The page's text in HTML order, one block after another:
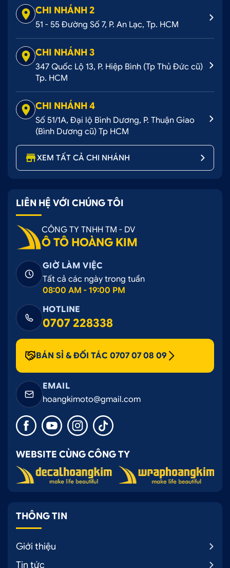
CHI NHÁNH 2
51 - 55 Đường Số 7, P. An Lạc, Tp. HCM
CHI NHÁNH 3
347 Quốc Lộ 13, P. Hiệp Bình (Tp Thủ Đức cũ)
Tp. HCM
CHI NHÁNH 4
Số 51/1A, Đại lộ Bình Dương, P. Thuận Giao
(Bình Dương cũ) Tp HCM
XEM TẤT CẢ CHI NHÁNH
LIÊN HỆ VỚI CHÚNG TÔI
CÔNG TY TNHH TM - DV
Ô TÔ HOÀNG KIM
GIỜ LÀM VIỆC
Tất cả các ngày trong tuần
08:00 AM - 19:00 PM
HOTLINE
0707 228338
BÁN SỈ & ĐỐI TÁC 0707 07 08 09
EMAIL
hoangkimoto@gmail.com
WEBSITE CÙNG CÔNG TY
THÔNG TIN
Giới thiệu
Tin tức